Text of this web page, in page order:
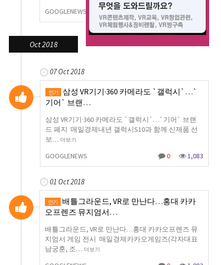
GOOGLENEWS 0
Oct 2018
07 Oct 2018
인기
삼성 VR기기·360 카메라도 `갤럭시`…`
기어` 브랜…
삼성 VR기기·360 카메라도 `갤럭시`…`기어` 브랜
드 폐지 매일경제내년 갤럭시S10과 함께 신제품 선
보… 더보기
GOOGLENEWS 0 1,083
01 Oct 2018
인기
배틀그라운드, VR로 만난다…홍대 카카
오프렌즈 뮤지엄서…
배틀그라운드, VR로 만난다…홍대 카카오프렌즈 뮤
지엄서 게임 전시 매일경제카카오게임즈(각자대표
남궁훈, 조… 더보기